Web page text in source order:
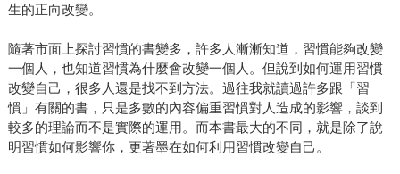
生的正向改變。
隨著市面上探討習慣的書變多，許多人漸漸知道，習慣能夠改變
一個人，也知道習慣為什麼會改變一個人。但說到如何運用習慣
改變自己，很多人還是找不到方法。過往我就讀過許多跟「習
慣」有關的書，只是多數的內容偏重習慣對人造成的影響，談到
較多的理論而不是實際的運用。而本書最大的不同，就是除了說
明習慣如何影響你，更著墨在如何利用習慣改變自己。